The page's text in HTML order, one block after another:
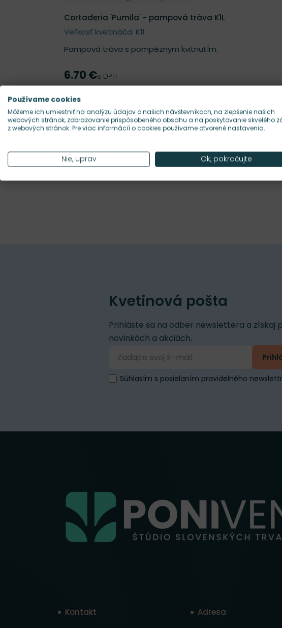
Cortaderia 'Pumila' - pampová tráva K1L
Veľkosť kvetináča: K1l
Pampová tráva s pompéznym kvitnutím.
Cena
6.70 €s DPH
Pridať do košíka
Kvetinová pošta
Prihláste sa na odber newslettera a získaj
novinkách a akciách.
Súhlasím s posielaním pravidelného
Kontakt Adresa
Používame cookies
Môžeme ich umiestniť na analýzu údajov o našich návštevníkoch, na zlepšenie našich
webových stránok, zobrazovanie prispôsobeného obsahu a na poskytovanie skvelého
z webových stránok. Pre viac informácií o cookies používame otvorené nastavenia.
Nie, uprav Ok, pokračujte